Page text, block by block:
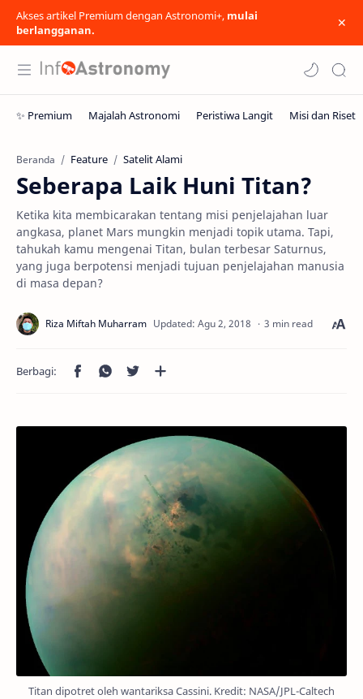
Akses artikel Premium dengan Astronomi+, mulai
berlangganan.
Beranda Feature Satelit Alami
Seberapa Laik Huni Titan?
Ketika kita membicarakan tentang misi penjelajahan luar
angkasa, planet Mars mungkin menjadi topik utama. Tapi,
tahukah kamu mengenai Titan, bulan terbesar Saturnus,
yang juga berpotensi menjadi tujuan penjelajahan manusia
di masa depan?
3 min read
Titan dipotret oleh wantariksa Cassini. Kredit: NASA/JPL-Caltech